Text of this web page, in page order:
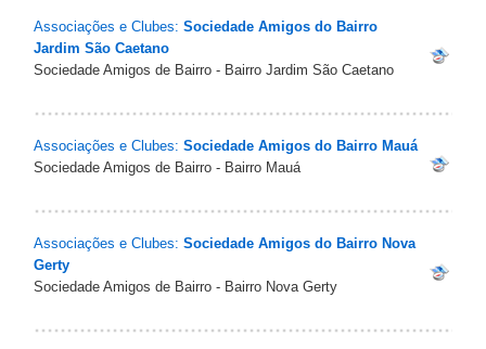
Associações e Clubes: Sociedade Amigos do Bairro
Jardim São Caetano
Sociedade Amigos de Bairro - Bairro Jardim São Caetano
Associações e Clubes: Sociedade Amigos do Bairro Mauá
Sociedade Amigos de Bairro - Bairro Mauá
Associações e Clubes: Sociedade Amigos do Bairro Nova
Gerty
Sociedade Amigos de Bairro - Bairro Nova Gerty